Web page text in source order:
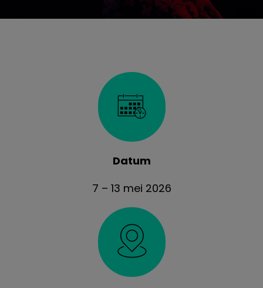
Datum
7 – 13 mei 2026